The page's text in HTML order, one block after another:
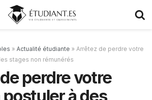
» Actualité étudiante » Arrêtez de perdre votre
stages non rémunérés
perdre votre
à des